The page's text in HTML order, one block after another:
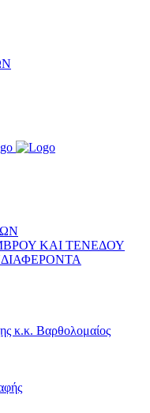
ΚΑΙ ΤΕΝΕΔΟΥ
κ.κ. Βαρθολομαίος